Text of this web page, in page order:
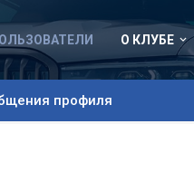
профиля
О КЛУБЕ